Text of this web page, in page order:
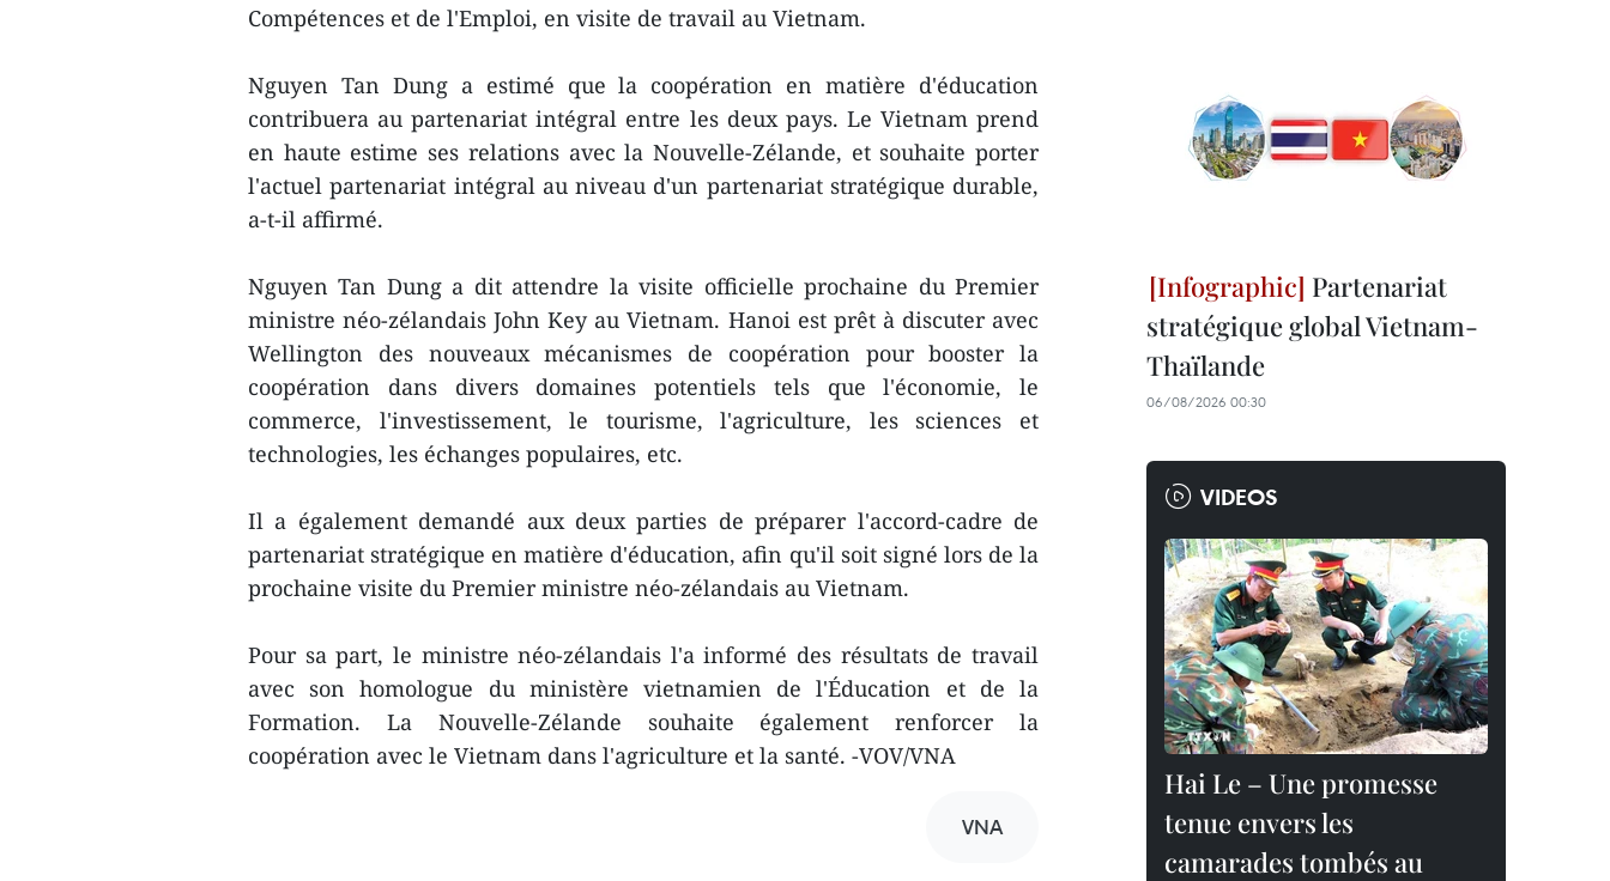
Compétences et de l'Emploi, en visite de travail au Vietnam.
Nguyen Tan Dung a estimé que la coopération en matière d'éducation
contribuera au partenariat intégral entre les deux pays. Le Vietnam prend
en haute estime ses relations avec la Nouvelle-Zélande, et souhaite porter
l'actuel partenariat intégral au niveau d'un partenariat stratégique durable,
a-t-il affirmé.
Nguyen Tan Dung a dit attendre la visite officielle prochaine du Premier
ministre néo-zélandais John Key au Vietnam. Hanoi est prêt à discuter avec
Wellington des nouveaux mécanismes de coopération pour booster la
coopération dans divers domaines potentiels tels que l'économie, le
commerce, l'investissement, le tourisme, l'agriculture, les sciences et
technologies, les échanges populaires, etc.
Il a également demandé aux deux parties de préparer l'accord-cadre de
partenariat stratégique en matière d'éducation, afin qu'il soit signé lors de la
prochaine visite du Premier ministre néo-zélandais au Vietnam.
Pour sa part, le ministre néo-zélandais l'a informé des résultats de travail
avec son homologue du ministère vietnamien de l'Éducation et de la
Formation. La Nouvelle-Zélande souhaite également renforcer la
coopération avec le Vietnam dans l'agriculture et la santé. -VOV/VNA
VNA
Partenariat
stratégique global Vietnam-
Thaïlande
06/08/2026 00:30
VIDEOS
Hai Le – Une promesse
tenue envers les
camarades tombés au